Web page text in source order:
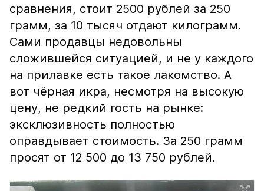
сравнения, стоит 2500 рублей за 250
грамм, за 10 тысяч отдают килограмм.
Сами продавцы недовольны
сложившейся ситуацией, и не у каждого
на прилавке есть такое лакомство. А
вот чёрная икра, несмотря на высокую
цену, не редкий гость на рынке:
эксклюзивность полностью
оправдывает стоимость. За 250 грамм
просят от 12 500 до 13 750 рублей.